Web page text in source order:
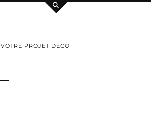
VOTRE PROJET DÉCO